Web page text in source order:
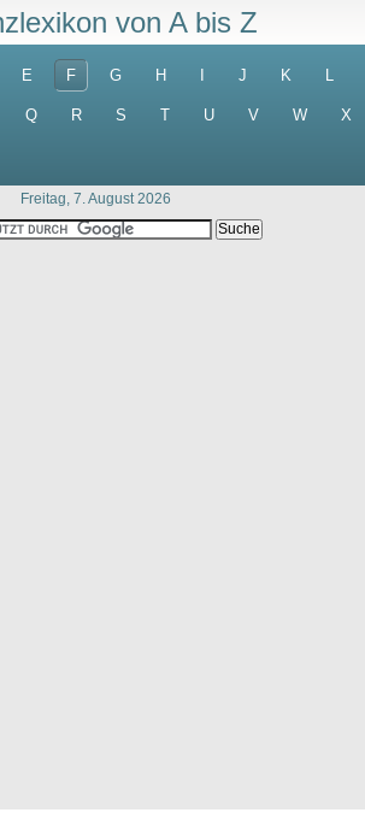
von A bis Z
E F G H J K L
Q R S T U V W X
Freitag, 7. August 2026